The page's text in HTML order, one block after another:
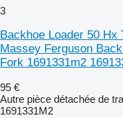
3
Backhoe Loader 50 Hx
Massey Ferguson
Fork 1691331m2
95 €
Autre pièce détachée de
1691331M2